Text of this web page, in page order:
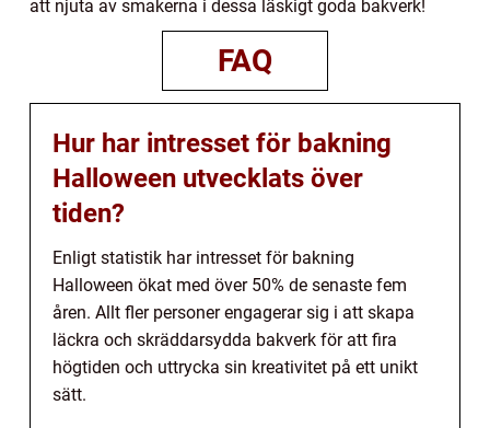
att njuta av smakerna i dessa läskigt goda bakverk!
FAQ
Hur har intresset för bakning
Halloween utvecklats över
tiden?
Enligt statistik har intresset för bakning
Halloween ökat med över 50% de senaste fem
åren. Allt fler personer engagerar sig i att skapa
läckra och skräddarsydda bakverk för att fira
högtiden och uttrycka sin kreativitet på ett unikt
sätt.